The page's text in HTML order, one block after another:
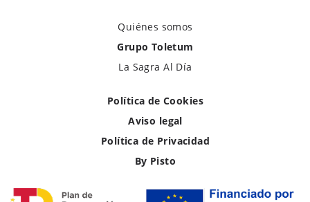
Quiénes somos
Grupo Toletum
La Sagra Al Día
Política de Cookies
Aviso legal
Política de Privacidad
By Pisto